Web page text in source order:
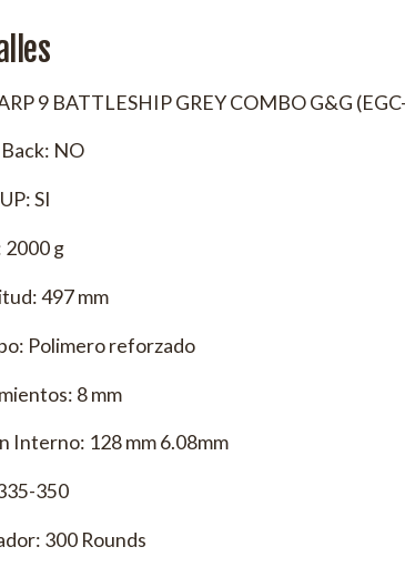
9 BATTLESHIP GREY COMBO G&G
NO
SI
2000 g
497 mm
Polimero reforzado
8 mm
Interno: 128 mm 6.08mm
350
300 Rounds